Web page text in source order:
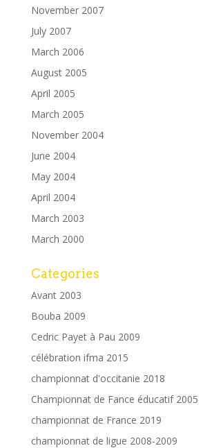
November 2007
July 2007
March 2006
August 2005
April 2005
March 2005
November 2004
June 2004
May 2004
April 2004
March 2003
March 2000
Categories
Avant 2003
Bouba 2009
Cedric Payet à Pau 2009
célébration ifma 2015
championnat d'occitanie 2018
Championnat de Fance éducatif 2005
championnat de France 2019
championnat de ligue 2008-2009